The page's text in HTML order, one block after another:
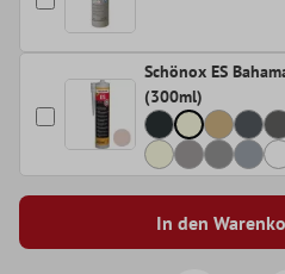
Schönox ES
(300ml)
In den